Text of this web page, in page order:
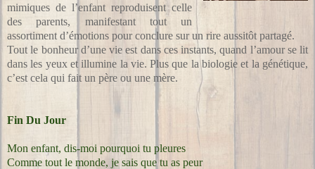
mimiques de l’enfant reproduisent celle
des parents, manifestant tout un
assortiment d’émotions pour conclure sur un rire aussitôt partagé.
Tout le bonheur d’une vie est dans ces instants, quand l’amour se lit
dans les yeux et illumine la vie. Plus que la biologie et la génétique,
c’est cela qui fait un père ou une mère.
Fin Du Jour
Mon enfant, dis-moi pourquoi tu pleures
Comme tout le monde, je sais que tu as peur